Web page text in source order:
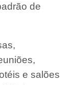
de
e salões